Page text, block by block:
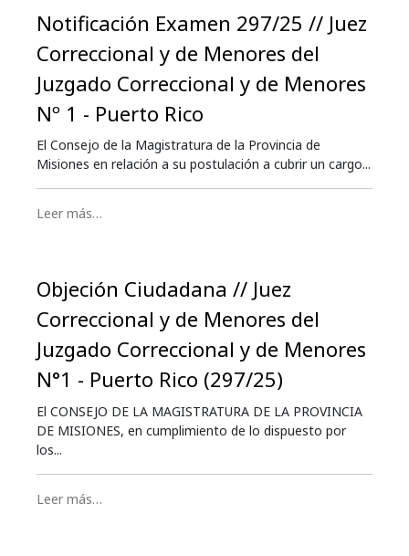
Notificación Examen 297/25 // Juez
Correccional y de Menores del
Juzgado Correccional y de Menores
Nº 1 - Puerto Rico
El Consejo de la Magistratura de la Provincia de
Misiones en relación a su postulación a cubrir un cargo...
Leer más…
Objeción Ciudadana // Juez
Correccional y de Menores del
Juzgado Correccional y de Menores
N°1 - Puerto Rico (297/25)
El CONSEJO DE LA MAGISTRATURA DE LA PROVINCIA
DE MISIONES, en cumplimiento de lo dispuesto por
los...
Leer más…